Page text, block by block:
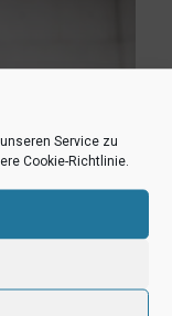
Service zu
Cookie-Richtlinie.